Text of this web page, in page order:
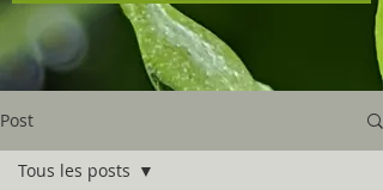
Post
Tous les posts